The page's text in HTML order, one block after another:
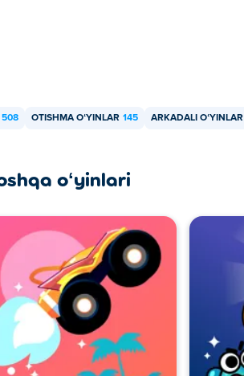
508 OTISHMA OʻYINLAR 145 ARKADALI OʻYINLAR
oʻyinlari